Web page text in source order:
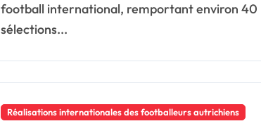
football international, remportant environ 40
sélections...
Réalisations internationales des footballeurs autrichiens